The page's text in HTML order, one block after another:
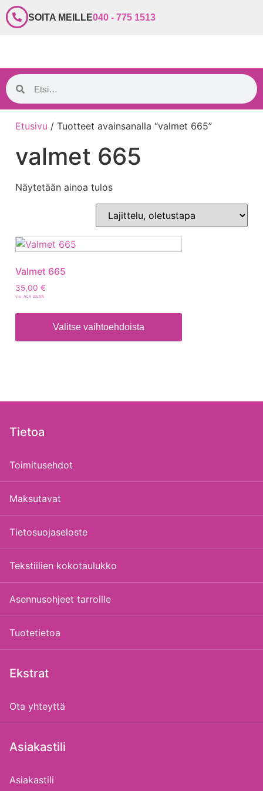
SOITA MEILLE040 - 775 1513
Etusivu / Tuotteet avainsanalla “valmet 665”
valmet 665
Näytetään ainoa tulos
Valmet 665
35,00 €
sis. ALV 25,5%
Valitse vaihtoehdoista
Tietoa
Toimitusehdot
Maksutavat
Tietosuojaseloste
Tekstiilien kokotaulukko
Asennusohjeet tarroille
Tuotetietoa
Ekstrat
Ota yhteyttä
Asiakastili
Asiakastili